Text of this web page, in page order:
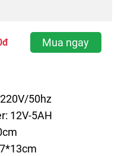
Mua ngay
50hz
12V-5AH